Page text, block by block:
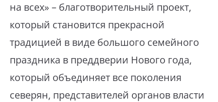
на всех» – благотворительный проект,
который становится прекрасной
традицией в виде большого семейного
праздника в преддверии Нового года,
который объединяет все поколения
северян, представителей органов власти